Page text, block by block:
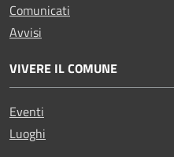
Comunicati
Avvisi
VIVERE IL COMUNE
Eventi
Luoghi